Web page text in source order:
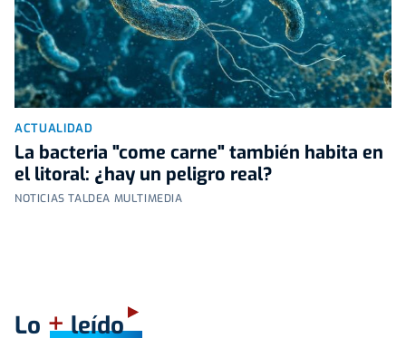
ACTUALIDAD
La bacteria "come carne" también habita en
el litoral: ¿hay un peligro real?
NOTICIAS TALDEA MULTIMEDIA
Lo +leído